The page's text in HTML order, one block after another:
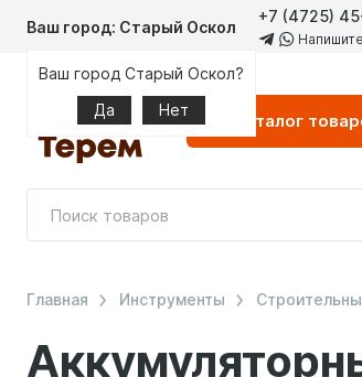
Ваш город: Старый Оскол
Ваш город Старый Оскол?
Да
Нет
+7 (4725)
Каталог
Главная Инструменты